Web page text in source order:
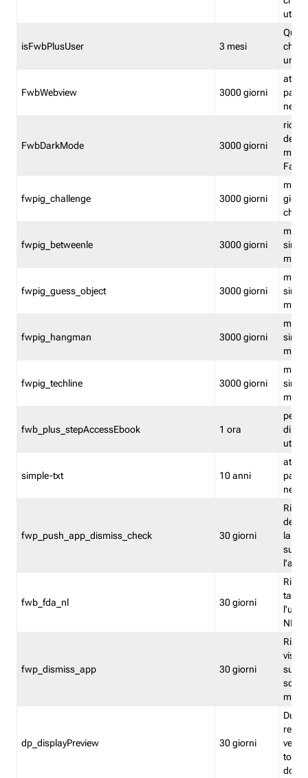
utenti
isFwbPlusUser 3 mesi
che
una
FwbWebview 3000 giorni
attiva
FwbDarkMode 3000 giorni
fwpig_challenge 3000 giorni
fwpig_betweenle 3000 giorni
fwpig_guess_object 3000 giorni
fwpig_hangman 3000 giorni
fwpig_techline 3000 giorni
fwb_plus_stepAccessEbook 1 ora
di un
simple-txt 10 anni
attiva
fwp_push_app_dismiss_check 30 giorni
la
fwb_fda_nl 30 giorni
NL
fwp_dismiss_app 30 giorni
visto
dp_displayPreview 30 giorni
torna
dopo